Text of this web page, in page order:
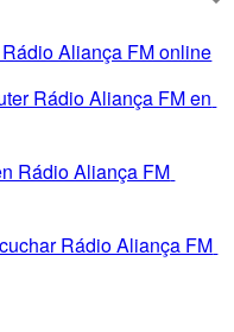
Aliança FM online
Rádio Aliança FM en
Rádio Aliança FM
Rádio Aliança FM